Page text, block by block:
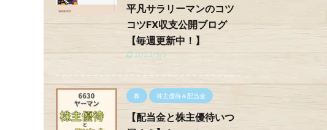
平凡サラリーマンのコツ
コツFX収支公開ブログ
【毎週更新中！】
2023/5/5
株 株主優待＆配当金
【配当金と株主優待いつ